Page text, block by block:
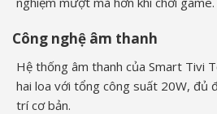
Công nghệ âm thanh
Hệ thống âm thanh của Smart Tivi
hai loa với tổng công suất 20W, đủ
trí cơ bản.